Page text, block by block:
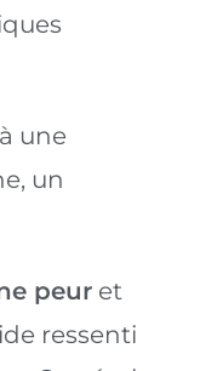
une
un
peur et
ressenti